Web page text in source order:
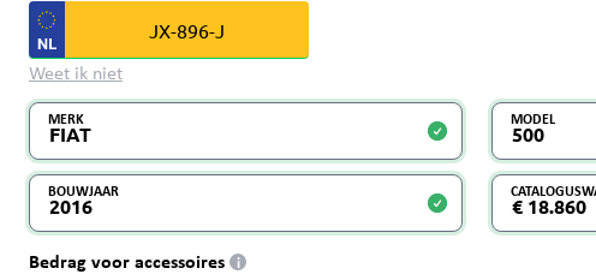
Weet ik niet
MERK MODEL
BOUWJAAR
Bedrag voor accessoires i